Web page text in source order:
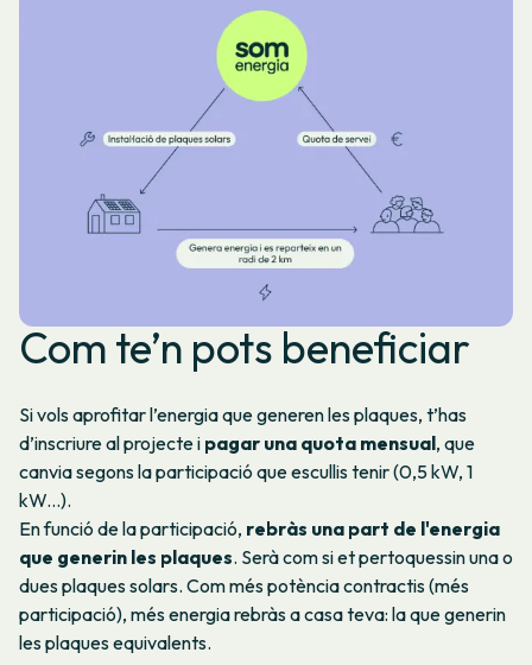
Com te’n pots beneficiar
Si vols aprofitar l’energia que generen les plaques, t’has
d’inscriure al projecte i pagar una quota mensual, que
canvia segons la participació que escullis tenir (0,5 kW, 1
kW...).
En funció de la participació, rebràs una part de l'energia
que generin les plaques. Serà com si et pertoquessin una o
dues plaques solars. Com més potència contractis (més
participació), més energia rebràs a casa teva: la que generin
les plaques equivalents.